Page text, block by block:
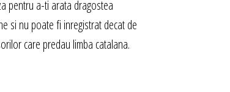
pentru a-ti arata dragostea
si nu poate fi inregistrat decat de
care predau limba catalana.